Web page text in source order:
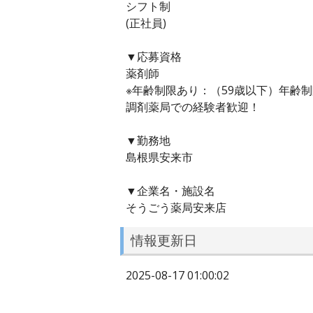
シフト制
(正社員)
▼応募資格
薬剤師
※年齢制限あり：（59歳以下）年齢
調剤薬局での経験者歓迎！
▼勤務地
島根県安来市
▼企業名・施設名
そうごう薬局安来店
情報更新日
2025-08-17 01:00:02